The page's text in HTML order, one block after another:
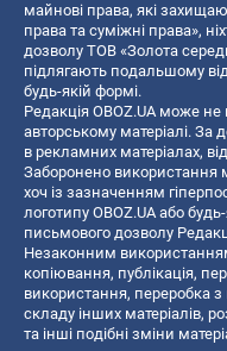
майнові права, які
права та суміжні права»,
дозволу ТОВ «Золота
підлягають подальшому
будь-якій формі.
Редакція OBOZ.UA може не
авторському матеріалі. За
в рекламних матеріалах,
Заборонено використання
хоч із зазначенням
логотипу OBOZ.UA або
письмового дозволу
Незаконним
копiювання, публiкацiя,
використання, переробка
складу інших матеріалів,
та інші подібні зміни